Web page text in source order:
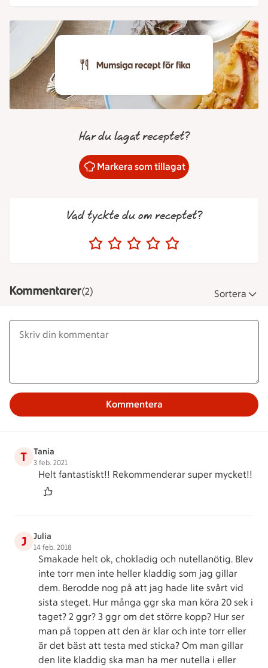
Har du lagat receptet?
Markera som tillagat
Vad tyckte du om receptet?
Kommentarer(2) Sortera
Kommentera
T Tania
3 feb. 2021
Helt fantastiskt!! Rekommenderar super mycket!!
J Julia
14 feb. 2018
Smakade helt ok, chokladig och nutellanötig. Blev
inte torr men inte heller kladdig som jag gillar
dem. Berodde nog på att jag hade lite svårt vid
sista steget. Hur många ggr ska man köra 20 sek i
taget? 2 ggr? 3 ggr om det större kopp? Hur ser
man på toppen att den är klar och inte torr eller
är det bäst att testa med sticka? Om man gillar
den lite kladdig ska man ha mer nutella i eller